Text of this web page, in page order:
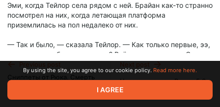
Эми, когда Тейлор села рядом с ней. Брайан как-то странно
посмотрел на них, когда летающая платформа
приземлилась на пол недалеко от них.
— Так и было, — сказала Тейлор. — Как только первые, ээ,
недовольства были сглажены? Всё прошло хорошо. Он
потом, думаю, я закончу с его кормлением. Но пока мы
ждём, я наверное проверю, смогу ли поменять настройки у
Джека-Остряка (Червь, АУ)
Oct 19 2024 17:44
Незваные гости. Вызов 5.8
By using the site, you agree to our cookie policy. Read more here.
I AGREE